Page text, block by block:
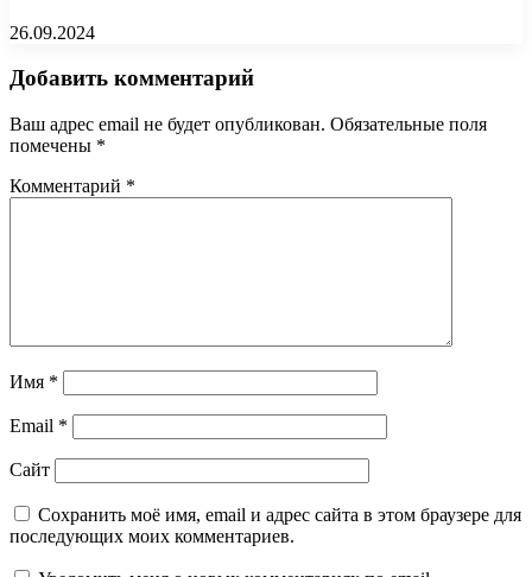
26.09.2024
Добавить комментарий
Ваш адрес email не будет опубликован. Обязательные поля
помечены *
Комментарий *
Имя *
Email *
Сайт
Сохранить моё имя, email и адрес сайта в этом браузере для
последующих моих комментариев.